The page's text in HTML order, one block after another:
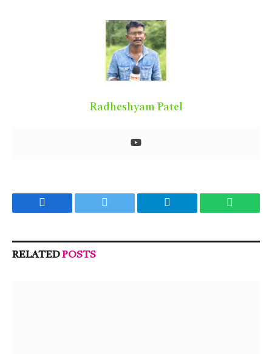
Radheshyam Patel
Facebook Twitter Telegram
RELATEDPOSTS